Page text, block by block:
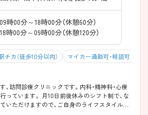
時00分～18時00分（休憩60分）
時00分～09時00分（休憩120分）
チカ（徒歩10分以内） マイカー通勤可・相談可
訪問診療クリニックです。内科・精神科・心療
っています。 月10日前後休みのシフト制で、な
いただけますので、ご自身のライフスタイルに